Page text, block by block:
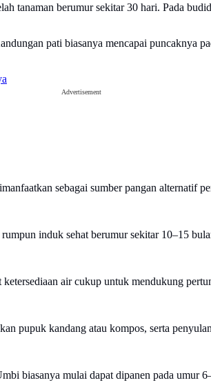
tanaman berumur sekitar 30 hari. Pada
pati biasanya mencapai puncaknya
Advertisement
sebagai sumber pangan alternatif
induk sehat berumur sekitar 10–15
air cukup untuk mendukung
pupuk kandang atau kompos, serta
biasanya mulai dapat dipanen pada umur